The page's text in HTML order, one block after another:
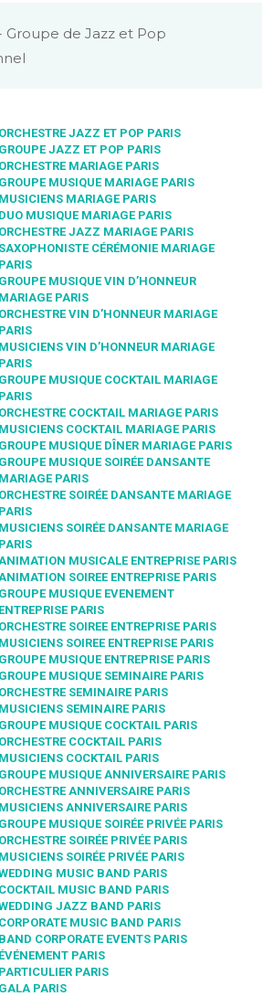
Groupe de Jazz et Pop
ORCHESTRE JAZZ ET POP PARIS
GROUPE JAZZ ET POP PARIS
ORCHESTRE MARIAGE PARIS
GROUPE MUSIQUE MARIAGE PARIS
MUSICIENS MARIAGE PARIS
DUO MUSIQUE MARIAGE PARIS
ORCHESTRE JAZZ MARIAGE PARIS
SAXOPHONISTE CÉRÉMONIE MARIAGE
PARIS
GROUPE MUSIQUE VIN D’HONNEUR
MARIAGE PARIS
ORCHESTRE VIN D’HONNEUR MARIAGE
PARIS
MUSICIENS VIN D’HONNEUR MARIAGE
PARIS
GROUPE MUSIQUE COCKTAIL MARIAGE
PARIS
ORCHESTRE COCKTAIL MARIAGE PARIS
MUSICIENS COCKTAIL MARIAGE PARIS
GROUPE MUSIQUE DÎNER MARIAGE PARIS
GROUPE MUSIQUE SOIRÉE DANSANTE
MARIAGE PARIS
ORCHESTRE SOIRÉE DANSANTE MARIAGE
PARIS
MUSICIENS SOIRÉE DANSANTE MARIAGE
PARIS
ANIMATION MUSICALE ENTREPRISE PARIS
ANIMATION SOIREE ENTREPRISE PARIS
GROUPE MUSIQUE EVENEMENT
ENTREPRISE PARIS
ORCHESTRE SOIREE ENTREPRISE PARIS
MUSICIENS SOIREE ENTREPRISE PARIS
GROUPE MUSIQUE ENTREPRISE PARIS
GROUPE MUSIQUE SEMINAIRE PARIS
ORCHESTRE SEMINAIRE PARIS
MUSICIENS SEMINAIRE PARIS
GROUPE MUSIQUE COCKTAIL PARIS
ORCHESTRE COCKTAIL PARIS
MUSICIENS COCKTAIL PARIS
GROUPE MUSIQUE ANNIVERSAIRE PARIS
ORCHESTRE ANNIVERSAIRE PARIS
MUSICIENS ANNIVERSAIRE PARIS
GROUPE MUSIQUE SOIRÉE PRIVÉE PARIS
ORCHESTRE SOIRÉE PRIVÉE PARIS
MUSICIENS SOIRÉE PRIVÉE PARIS
MUSIC BAND PARIS
COCKTAIL MUSIC BAND PARIS
JAZZ BAND PARIS
CORPORATE MUSIC BAND PARIS
BAND CORPORATE EVENTS PARIS
ÉVÉNEMENT PARIS
PARTICULIER PARIS
GALA PARIS